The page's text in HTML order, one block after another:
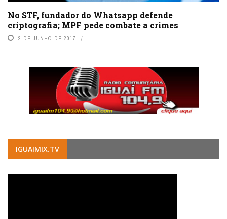
No STF, fundador do Whatsapp defende
criptografia; MPF pede combate a crimes
2 DE JUNHO DE 2017
IGUAIMIX.TV